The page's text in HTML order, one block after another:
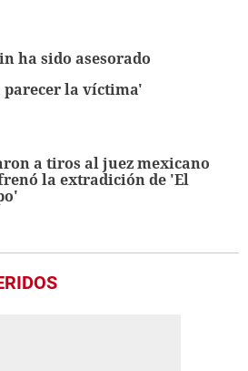
ha sido asesorado
parecer la víctima'
a tiros al juez mexicano
la extradición de 'El